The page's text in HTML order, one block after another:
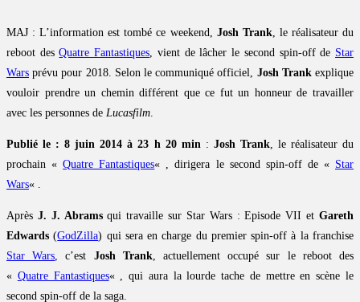
MAJ : L’information est tombé ce weekend, Josh Trank, le réalisateur du
reboot desQuatre Fantastiques, vient de lâcher le second spin-off de Star
Wars prévu pour 2018. Selon le communiqué officiel, Josh Trankexplique
vouloir prendre un chemin différent que ce fut un honneur de travailler
avec les personnes de Lucasfilm.
Publié le : 8 juin 2014 à 23 h 20 min: Josh Trank, le réalisateur du
prochain «Quatre Fantastiques« , dirigera le second spin-off de « Star
Wars« .
Après J. J. Abramsqui travaille sur Star Wars : Episode VII etGareth
Edwards (GodZilla) qui sera en charge du premier spin-off à la franchise
Star Wars, c’est Josh Trank, actuellement occupé sur le reboot des
« Quatre Fantastiques« , qui aura la lourde tache de mettre en scène le
second spin-off de la saga.